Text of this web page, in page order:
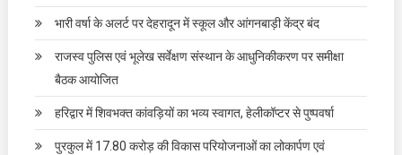
भारी वर्षा के अलर्ट पर देहरादून में स्कूल और आंगनबाड़ी केंद्र बंद
राजस्व पुलिस एवं भूलेख सर्वेक्षण संस्थान के आधुनिकीकरण पर समीक्षा
बैठक आयोजित
हरिद्वार में शिवभक्त कांवड़ियों का भव्य स्वागत, हेलीकॉप्टर से पुष्पवर्षा
पुरकुल में 17.80 करोड़ की विकास परियोजनाओं का लोकार्पण एवं